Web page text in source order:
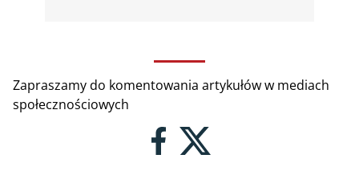
Zapraszamy do komentowania artykułów w mediach
społecznościowych